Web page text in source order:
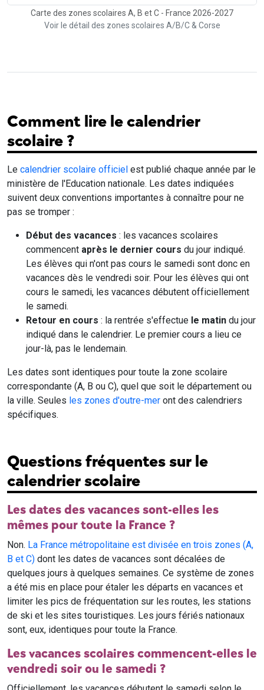
Carte des zones scolaires A, B et C - France 2026-2027
Voir le détail des zones scolaires A/B/C & Corse
Comment lire le calendrier
scolaire ?
Le calendrier scolaire officiel est publié chaque année par le
ministère de l'Education nationale. Les dates indiquées
suivent deux conventions importantes à connaître pour ne
pas se tromper :
Début des vacances : les vacances scolaires
commencent après le dernier cours du jour indiqué.
Les élèves qui n'ont pas cours le samedi sont donc en
vacances dès le vendredi soir. Pour les élèves qui ont
cours le samedi, les vacances débutent officiellement
le samedi.
Retour en cours : la rentrée s'effectue le matin du jour
indiqué dans le calendrier. Le premier cours a lieu ce
jour-là, pas le lendemain.
Les dates sont identiques pour toute la zone scolaire
correspondante (A, B ou C), quel que soit le département ou
la ville. Seules les zones d'outre-mer ont des calendriers
spécifiques.
Questions fréquentes sur le
calendrier scolaire
Les dates des vacances sont-elles les
mêmes pour toute la France ?
Non. La France métropolitaine est divisée en trois zones (A,
B et C) dont les dates de vacances sont décalées de
quelques jours à quelques semaines. Ce système de zones
a été mis en place pour étaler les départs en vacances et
limiter les pics de fréquentation sur les routes, les stations
de ski et les sites touristiques. Les jours fériés nationaux
sont, eux, identiques pour toute la France.
Les vacances scolaires commencent-elles le
vendredi soir ou le samedi ?